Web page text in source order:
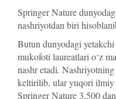
Springer Nature
nashriyotdan biri
Butun dunyodagi
mukofoti laureatlari o‘z
nashr etadi.
keltirilib, ular yuqori ilmiy
Springer Nature 3,500